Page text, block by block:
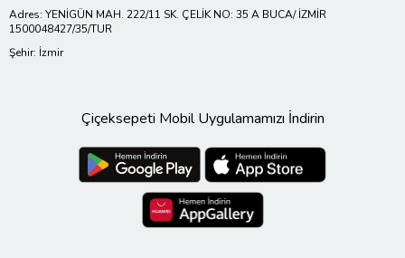
Adres: YENİGÜN MAH. 222/11 SK. ÇELİK NO: 35 A BUCA/ İZMİR
1500048427/35/TUR
Şehir: İzmir
Çiçeksepeti Mobil Uygulamamızı İndirin